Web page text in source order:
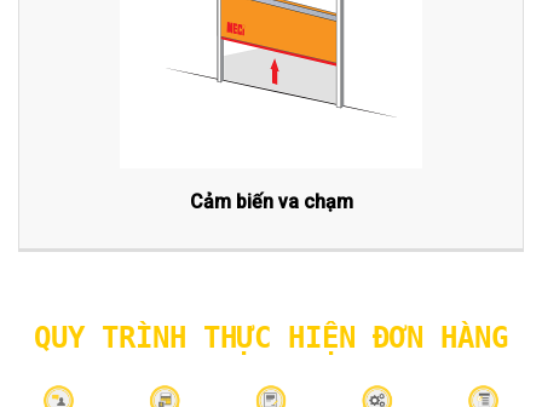
Cảm biến va chạm
QUY TRÌNH THỰC HIỆN ĐƠN HÀNG